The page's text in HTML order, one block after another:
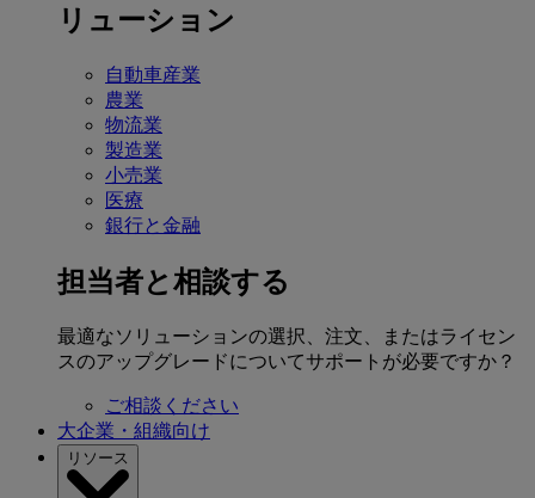
リューション
自動車産業
農業
物流業
製造業
小売業
医療
銀行と金融
担当者と相談する
最適なソリューションの選択、注文、またはライセン
スのアップグレードについてサポートが必要ですか？
ご相談ください
大企業・組織向け
リソース